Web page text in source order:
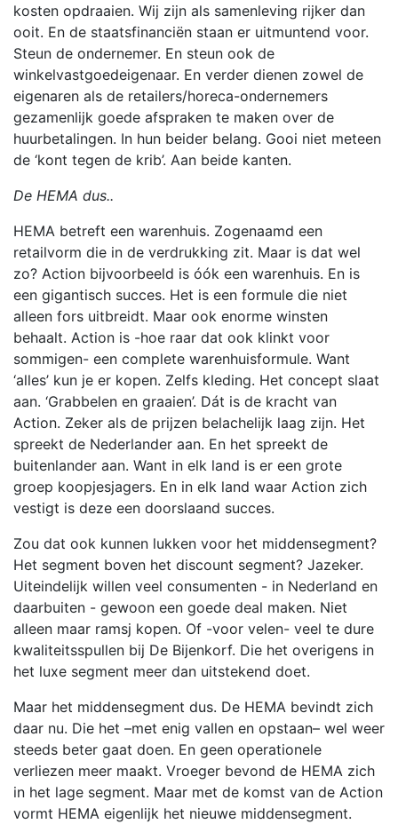
kosten opdraaien. Wij zijn als samenleving rijker dan
ooit. En de staatsfinanciën staan er uitmuntend voor.
Steun de ondernemer. En steun ook de
winkelvastgoedeigenaar. En verder dienen zowel de
eigenaren als de retailers/horeca-ondernemers
gezamenlijk goede afspraken te maken over de
huurbetalingen. In hun beider belang. Gooi niet meteen
de ‘kont tegen de krib’. Aan beide kanten.
De HEMA dus..
HEMA betreft een warenhuis. Zogenaamd een
retailvorm die in de verdrukking zit. Maar is dat wel
zo? Action bijvoorbeeld is óók een warenhuis. En is
een gigantisch succes. Het is een formule die niet
alleen fors uitbreidt. Maar ook enorme winsten
behaalt. Action is -hoe raar dat ook klinkt voor
sommigen- een complete warenhuisformule. Want
‘alles’ kun je er kopen. Zelfs kleding. Het concept slaat
aan. ‘Grabbelen en graaien’. Dát is de kracht van
Action. Zeker als de prijzen belachelijk laag zijn. Het
spreekt de Nederlander aan. En het spreekt de
buitenlander aan. Want in elk land is er een grote
groep koopjesjagers. En in elk land waar Action zich
vestigt is deze een doorslaand succes.
Zou dat ook kunnen lukken voor het middensegment?
Het segment boven het discount segment? Jazeker.
Uiteindelijk willen veel consumenten - in Nederland en
daarbuiten - gewoon een goede deal maken. Niet
alleen maar ramsj kopen. Of -voor velen- veel te dure
kwaliteitsspullen bij De Bijenkorf. Die het overigens in
het luxe segment meer dan uitstekend doet.
Maar het middensegment dus. De HEMA bevindt zich
daar nu. Die het –met enig vallen en opstaan– wel weer
steeds beter gaat doen. En geen operationele
verliezen meer maakt. Vroeger bevond de HEMA zich
in het lage segment. Maar met de komst van de Action
vormt HEMA eigenlijk het nieuwe middensegment.